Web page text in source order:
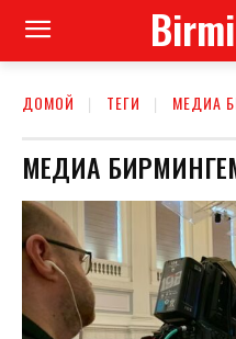
ДОМОЙ ТЕГИ МЕДИА
МЕДИА